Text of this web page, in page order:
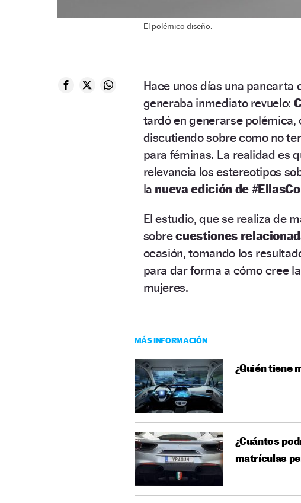
El polémico diseño.
Hace unos días una pancarta
generaba inmediato revuelo:
tardó en generarse polémica,
discutiendo sobre como no
para féminas. La realidad es
relevancia los estereotipos
la nueva edición de
El estudio, que se realiza de
sobrecuestiones
ocasión, tomando los
para dar forma a cómo cree
mujeres.
MÁS INFORMACIÓN
¿Quién tiene
¿Cuántos
matrículas